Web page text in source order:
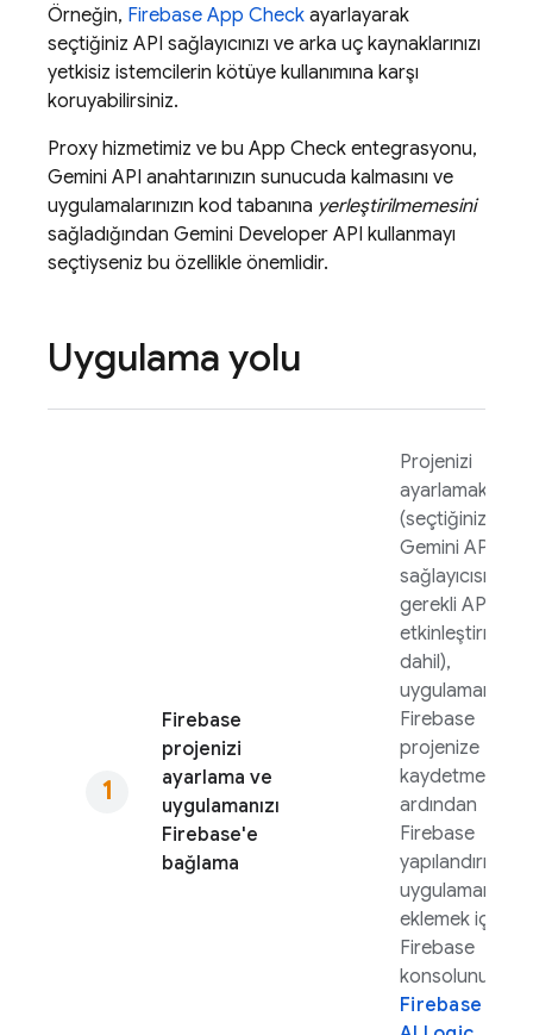
Örneğin, Firebase App Check ayarlayarak
seçtiğiniz API sağlayıcınızı ve arka uç kaynaklarınızı
yetkisiz istemcilerin kötüye kullanımına karşı
koruyabilirsiniz.
Proxy hizmetimiz ve bu App Check entegrasyonu,
Gemini API anahtarınızın sunucuda kalmasını ve
uygulamalarınızın kod tabanına yerleştirilmemesini
sağladığından Gemini Developer API kullanmayı
seçtiyseniz bu özellikle önemlidir.
Uygulama yolu
Firebase
projenizi
ayarlama ve
uygulamanızı
Firebase'e
bağlama
Projenizi
ayarlamak
(seçtiğiniz
Gemini API
sağlayıcısı için
gerekli API'leri
etkinleştirme
dahil),
uygulamanızı
Firebase
projenize
kaydetmek ve
ardından
Firebase
uygulamanıza
eklemek için
Firebase
konsolunun
Firebase